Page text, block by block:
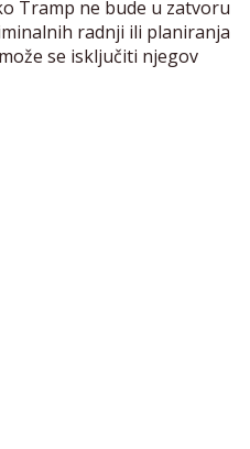
Tramp ne bude u zatvoru
radnji ili planiranja
se isključiti njegov